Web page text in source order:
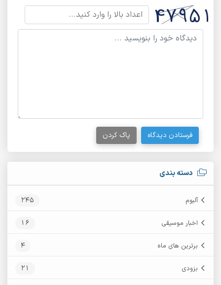
دسته بندی
آلبوم 245
اخبار موسیقی 16
برترین های ماه 4
بزودی 21
فرستادن دیدگاه پاک کردن